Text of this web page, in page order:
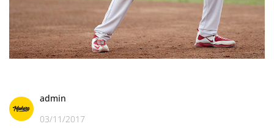
admin
03/11/2017